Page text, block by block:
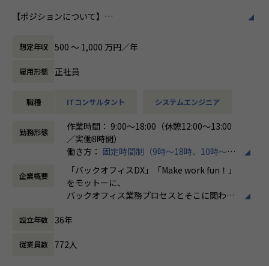
《ERP導入を支援し、業務標準化の輪を広げる》
国内全体では基幹業務の標準化は急務であるものの、大手・
準大手から中堅規模の企業においては実現していない企業が
しています。
国内サプライチェーン全体での業務標準化を狙っています。
【業務の変更の範囲】
ホープスでは、リモートワーク活用があり平
く、プロジェクトに応じて柔軟な働き方がで
ています。
【ポジションについて】
ステムの導入・開発に携わっていただくポジションです。
ホープスではエンドユーザー、大手SIer向けのERPパッケー
ジの提案や要件定義等の上流工程から、詳細設計・構築、テ
スト工程や運用保守まで、一連の業務を担っています。
具体的には、
ご経験に応じて要件定義、設計の上流工程から、開発、保守
運用のプロジェクトに携わっていただきます。
売上過去最高記録を更新している当社では、今まさに第二次
創業期として
準大手から中堅規模の企業に特化して、プライム案件、ERP
BTP開発エンジニアとして組織を一緒に作っていただける方
想定年収 500 〜 1,000 万円／年
雇用形態 正社員
職種 ITコンサルタント システムエンジニア
勤務形態
作業時間： 9:00～18:00（休憩12:00～13:00
／実働8時間）
働き方： 固定時間制（9時～18時、10時～19
時など）
時間外労働の有無： 有（月平均10時間）
休憩時間： 60分
企業概要
「バックオフィスDX」「Make work fun！」
をモットーに、
バックオフィス業務プロセスとそこに関わる
企業競争力を向上させることを使命としてい
設立年数 36年
従業員数 772人